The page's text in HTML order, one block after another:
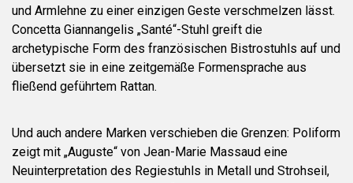
und Armlehne zu einer einzigen Geste verschmelzen lässt.
Concetta Giannangelis „Santé“-Stuhl greift die
archetypische Form des französischen Bistrostuhls auf und
übersetzt sie in eine zeitgemäße Formensprache aus
fließend geführtem Rattan.
Und auch andere Marken verschieben die Grenzen: Poliform
zeigt mit „Auguste“ von Jean-Marie Massaud eine
Neuinterpretation des Regiestuhls in Metall und Strohseil,